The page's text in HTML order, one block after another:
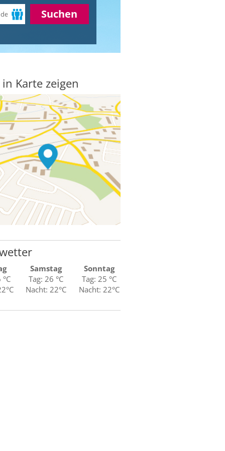
Suchen
Karte zeigen
Samstag
Tag: 26 °C
Nacht: 22°C
Sonntag
Tag: 25 °C
Nacht: 22°C